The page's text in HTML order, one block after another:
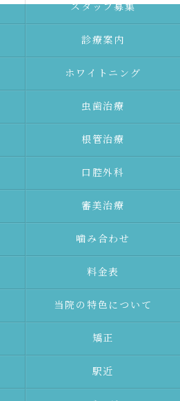
スタッフ募集
診療案内
ホワイトニング
⾍⻭治療
根管治療
口腔外科
審美治療
噛み合わせ
料金表
当院の特色について
矯正
駅近